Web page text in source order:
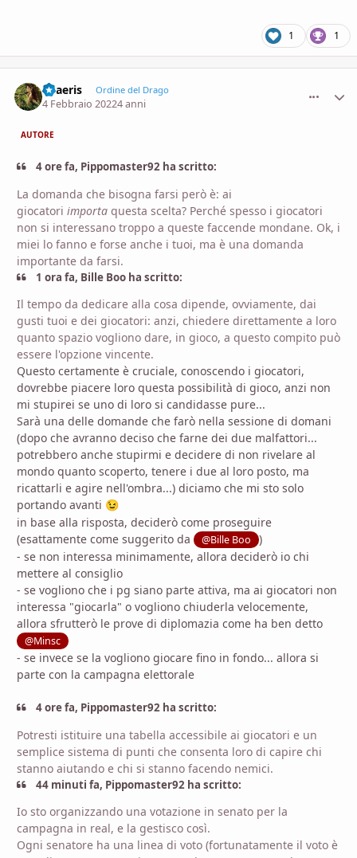
1 1
Thaeris Ordine del Drago
4 Febbraio 20224 anni
AUTORE
4 ore fa, Pippomaster92 ha scritto:
La domanda che bisogna farsi però è: ai
giocatori importa questa scelta? Perché spesso i giocatori
non si interessano troppo a queste faccende mondane. Ok, i
miei lo fanno e forse anche i tuoi, ma è una domanda
importante da farsi.
1 ora fa, Bille Boo ha scritto:
Il tempo da dedicare alla cosa dipende, ovviamente, dai
gusti tuoi e dei giocatori: anzi, chiedere direttamente a loro
quanto spazio vogliono dare, in gioco, a questo compito può
essere l'opzione vincente.
Questo certamente è cruciale, conoscendo i giocatori,
dovrebbe piacere loro questa possibilità di gioco, anzi non
mi stupirei se uno di loro si candidasse pure...
Sarà una delle domande che farò nella sessione di domani
(dopo che avranno deciso che farne dei due malfattori...
potrebbero anche stupirmi e decidere di non rivelare al
mondo quanto scoperto, tenere i due al loro posto, ma
ricattarli e agire nell'ombra...) diciamo che mi sto solo
portando avanti 😉
in base alla risposta, deciderò come proseguire
(esattamente come suggerito da
@Bille Boo
)
- se non interessa minimamente, allora deciderò io chi
mettere al consiglio
- se vogliono che i pg siano parte attiva, ma ai giocatori non
interessa "giocarla" o vogliono chiuderla velocemente,
allora sfrutterò le prove di diplomazia come ha ben detto
@Minsc
- se invece se la vogliono giocare fino in fondo... allora si
parte con la campagna elettorale
4 ore fa, Pippomaster92 ha scritto:
Potresti istituire una tabella accessibile ai giocatori e un
semplice sistema di punti che consenta loro di capire chi
stanno aiutando e chi si stanno facendo nemici.
44 minuti fa, Pippomaster92 ha scritto:
Io sto organizzando una votazione in senato per la
campagna in real, e la gestisco così.
Ogni senatore ha una linea di voto (fortunatamente il voto è